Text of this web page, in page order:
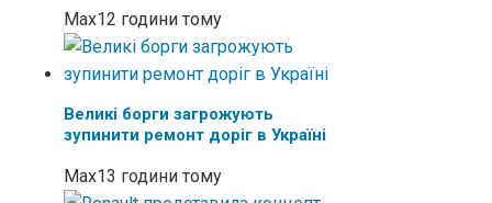
Max12 години тому
Великі борги загрожують
зупинити ремонт доріг в Україні
Max13 години тому